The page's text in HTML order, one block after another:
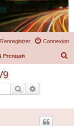
Connexion
S’enregistrer
Prenium
Rechercher